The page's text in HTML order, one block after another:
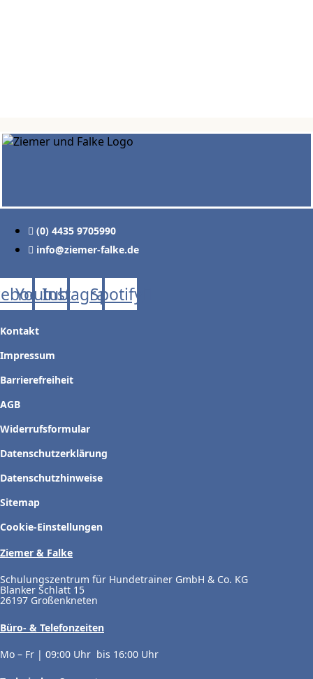
(0) 4435 9705990
info@ziemer-falke.de
Youtube
Instagram
Spotify
Kontakt
Impressum
Barrierefreiheit
AGB
Widerrufsformular
Datenschutzerklärung
Datenschutzhinweise
Sitemap
Cookie-Einstellungen
Ziemer & Falke
Schulungszentrum für Hundetrainer GmbH & Co. KG
Blanker Schlatt 15
26197 Großenkneten
Büro- & Telefonzeiten
Mo – Fr | 09:00 Uhr bis 16:00 Uhr